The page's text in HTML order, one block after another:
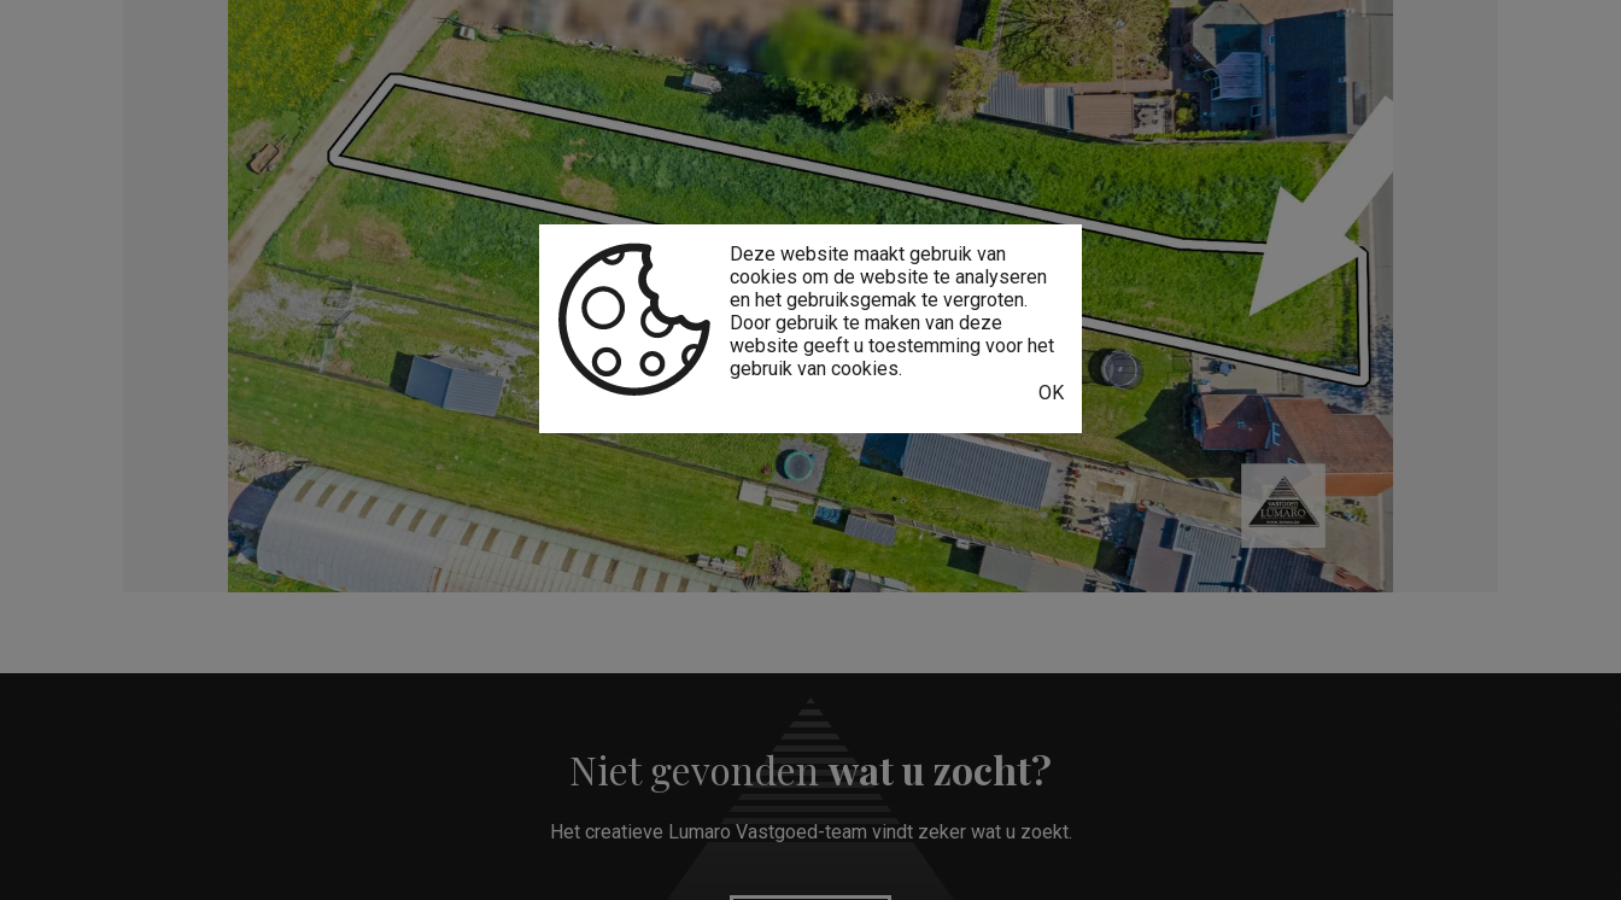
Niet gevonden wat u zocht?
Het creatieve Lumaro Vastgoed-team vindt zeker wat u zoekt.
Deze website maakt gebruik van
cookies om de website te analyseren
en het gebruiksgemak te vergroten.
Door gebruik te maken van deze
website geeft u toestemming voor het
gebruik van cookies.
OK